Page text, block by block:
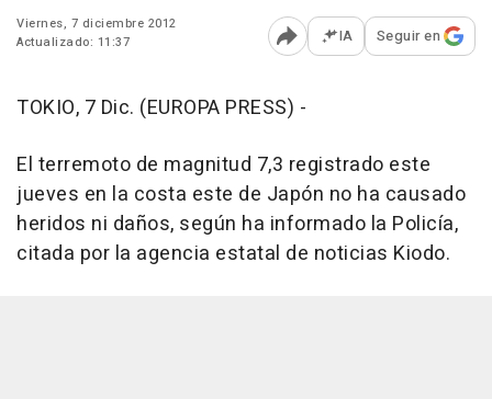
Viernes, 7 diciembre 2012
Actualizado: 11:37
Abrir opciones para
IA Seguir en
TOKIO, 7 Dic. (EUROPA PRESS) -
El terremoto de magnitud 7,3 registrado este
jueves en la costa este de Japón no ha causado
heridos ni daños, según ha informado la Policía,
citada por la agencia estatal de noticias Kiodo.